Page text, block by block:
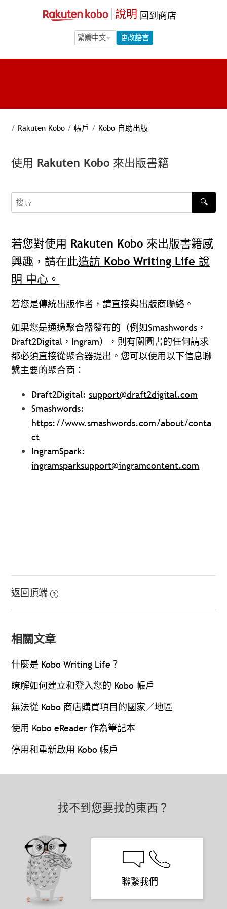
說明 回到商店
Language Selection
Language Selection
更改語言
/ Rakuten Kobo / 帳戶 / Kobo 自助出版
使用 Rakuten Kobo 來出版書籍
搜尋
🔍
若您對使用 Rakuten Kobo 來出版書籍感
興趣，請在此造訪 Kobo Writing Life說
明 中心。
若您是傳統出版作者，請直接與出版商聯絡。
如果您是通過聚合器發布的（例如Smashwords，
Draft2Digital，Ingram），則有關圖書的任何請求
都必須直接從聚合器提出。您可以使用以下信息聯
繫主要的聚合商：
Draft2Digital:support@draft2digital.com
Smashwords:
https://www.smashwords.com/about/conta
ct
IngramSpark:
ingramsparksupport@ingramcontent.com
返回頂端
相關文章
什麼是 Kobo Writing Life？
瞭解如何建立和登入您的 Kobo 帳戶
無法從 Kobo 商店購買項目的國家／地區
使用 Kobo eReader 作為筆記本
停用和重新啟用 Kobo 帳戶
找不到您要找的東西？
聯繫我們